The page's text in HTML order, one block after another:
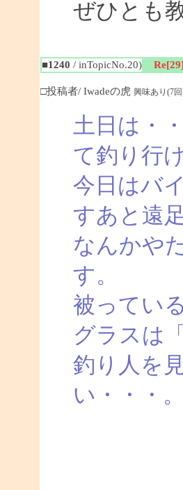
ぜひとも
■1240 / inTopicNo.20)
□投稿者/ Iwadeの虎 興味あり(7回
土日は・
て釣り行
今日はバ
すあと遠
なんかや
す。
被ってい
グラスは
釣り人を
い・・・。